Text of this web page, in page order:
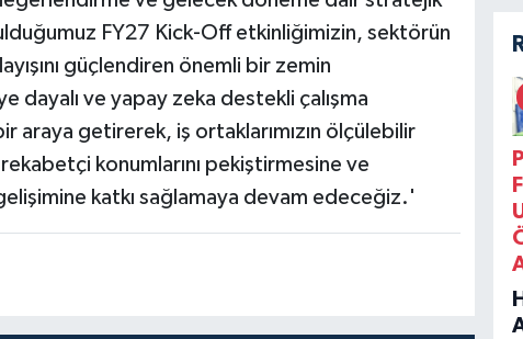
FY27 Kick-Off etkinliğimizin, sektörün
güçlendiren önemli bir zemin
dayalı ve yapay zeka destekli çalışma
araya getirerek, iş ortaklarımızın ölçülebilir
konumlarını pekiştirmesine ve
katkı sağlamaya devam edeceğiz.'